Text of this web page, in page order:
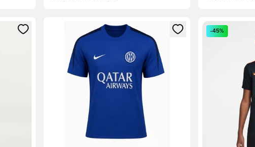
tilmelde dig som medlem
Åbner en Modal til at logge ind eller tilmelde dig som
Åbner en
-45%